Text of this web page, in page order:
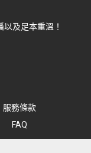
及足本重溫！
服務條款
FAQ